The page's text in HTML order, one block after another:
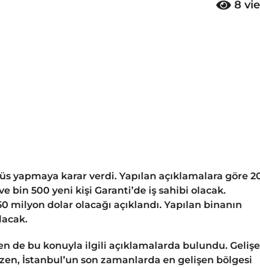
8
yapmaya karar verdi. Yapılan açıklamalara göre
bin 500 yeni kişi Garanti’de iş sahibi olacak.
milyon dolar olacağı açıklandı. Yapılan binanın
de bu konuyla ilgili açıklamalarda bulundu.
İstanbul’un son zamanlarda en gelişen bölgesi